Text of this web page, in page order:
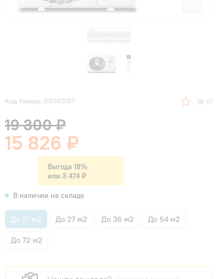
Код товара: 00003167 67
19 300 ₽
15 826 ₽
Выгода 18%
или 3 474 ₽
В наличии на складе
До 21 м2 До 27 м2 До 36 м2 До 54 м2
До 72 м2